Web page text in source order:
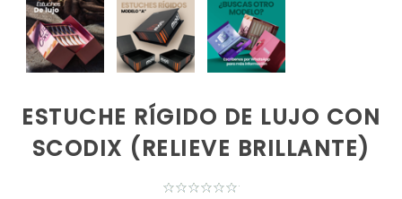
ESTUCHE RÍGIDO DE LUJO CON
SCODIX (RELIEVE BRILLANTE)